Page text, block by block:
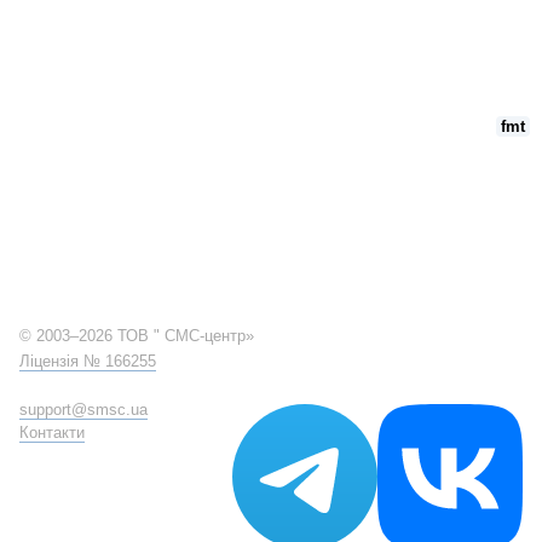
fmt
© 2003–2026 ТОВ " СМС-центр»
Ліцензія № 166255
support@smsc.ua
Контакти